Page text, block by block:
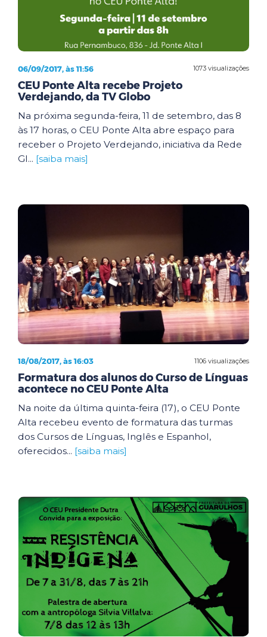
1073 visualizações
06/09/2017, às 11:56
CEU Ponte Alta recebe Projeto
Verdejando, da TV Globo
Na próxima segunda-feira, 11 de setembro, das 8
às 17 horas, o CEU Ponte Alta abre espaço para
receber o Projeto Verdejando, iniciativa da Rede
Gl... [saiba mais]
1106 visualizações
18/08/2017, às 16:03
Formatura dos alunos do Curso de Línguas
acontece no CEU Ponte Alta
Na noite da última quinta-feira (17), o CEU Ponte
Alta recebeu evento de formatura das turmas
dos Cursos de Línguas, Inglês e Espanhol,
oferecidos... [saiba mais]